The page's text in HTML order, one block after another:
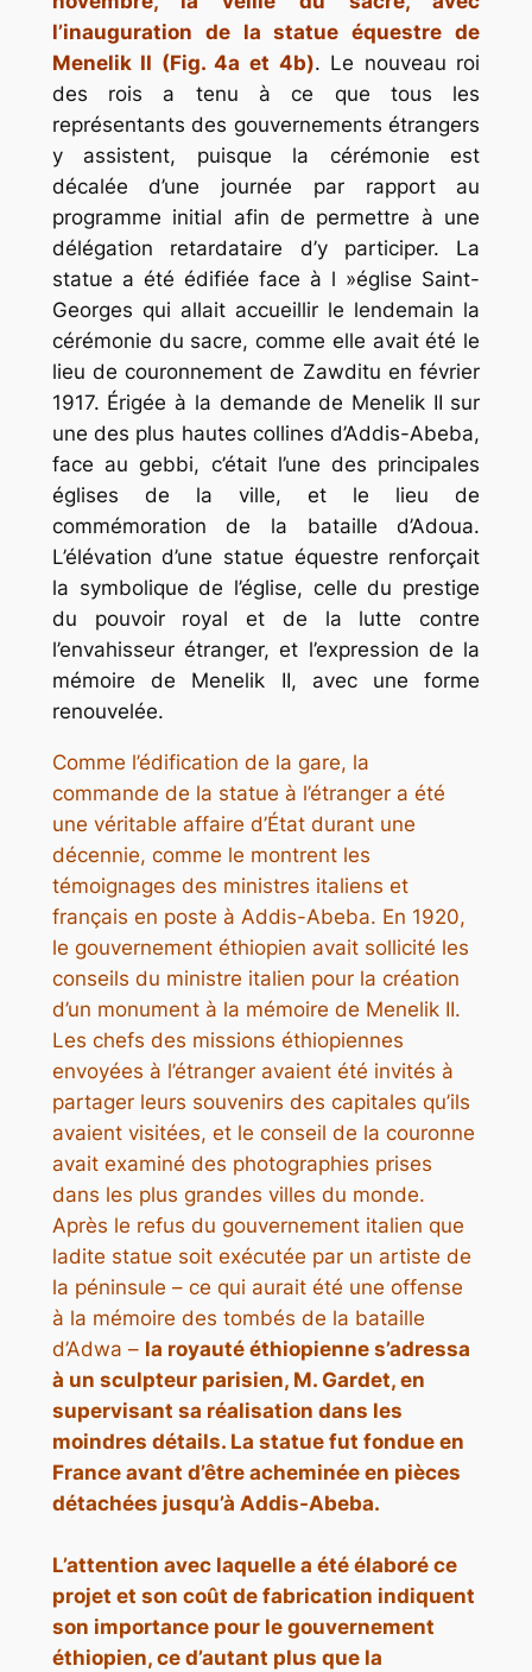
l’inauguration de la statue équestre de
Menelik II (Fig. 4a et 4b). Le nouveau roi
des rois a tenu à ce que tous les
représentants des gouvernements étrangers
y assistent, puisque la cérémonie est
décalée d’une journée par rapport au
programme initial afin de permettre à une
délégation retardataire d’y participer. La
statue a été édifiée face à l »église Saint-
Georges qui allait accueillir le lendemain la
cérémonie du sacre, comme elle avait été le
lieu de couronnement de Zawditu en février
1917. Érigée à la demande de Menelik II sur
une des plus hautes collines d’Addis-Abeba,
face au gebbi, c’était l’une des principales
églises de la ville, et le lieu de
commémoration de la bataille d’Adoua.
L’élévation d’une statue équestre renforçait
la symbolique de l’église, celle du prestige
du pouvoir royal et de la lutte contre
l’envahisseur étranger, et l’expression de la
mémoire de Menelik II, avec une forme
renouvelée.
Comme l’édification de la gare, la
commande de la statue à l’étranger a été
une véritable affaire d’État durant une
décennie, comme le montrent les
témoignages des ministres italiens et
français en poste à Addis-Abeba. En 1920,
le gouvernement éthiopien avait sollicité les
conseils du ministre italien pour la création
d’un monument à la mémoire de Menelik II.
Les chefs des missions éthiopiennes
envoyées à l’étranger avaient été invités à
partager leurs souvenirs des capitales qu’ils
avaient visitées, et le conseil de la couronne
avait examiné des photographies prises
dans les plus grandes villes du monde.
Après le refus du gouvernement italien que
ladite statue soit exécutée par un artiste de
la péninsule – ce qui aurait été une offense
à la mémoire des tombés de la bataille
d’Adwa – la royauté éthiopienne s’adressa
à un sculpteur parisien, M. Gardet, en
supervisant sa réalisation dans les
moindres détails. La statue fut fondue en
France avant d’être acheminée en pièces
détachées jusqu’à Addis-Abeba.
L’attention avec laquelle a été élaboré ce
projet et son coût de fabrication indiquent
son importance pour le gouvernement
éthiopien, ce d’autant plus que la